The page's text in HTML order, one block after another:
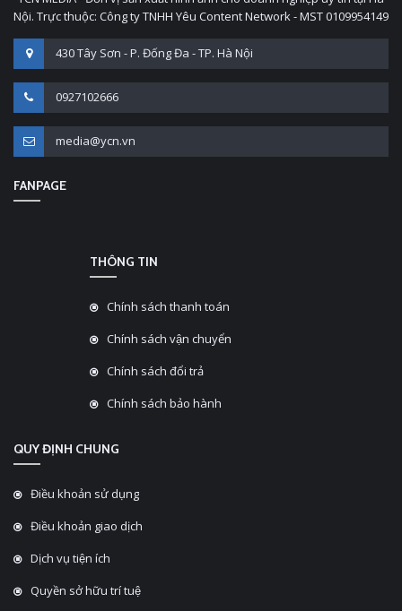
Nội. Trực thuộc: Công ty TNHH Yêu Content Network - MST 0109954149
430 Tây Sơn - P. Đống Đa - TP. Hà Nội
0927102666
media@ycn.vn
FANPAGE
THÔNG TIN
Chính sách thanh toán
Chính sách vận chuyển
Chính sách đổi trả
Chính sách bảo hành
QUY ĐỊNH CHUNG
Điều khoản sử dụng
Điều khoản giao dịch
Dịch vụ tiện ích
Quyền sở hữu trí tuệ